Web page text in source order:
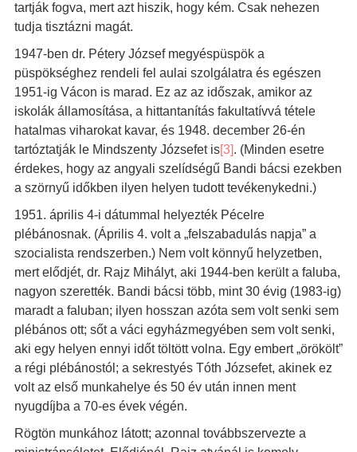
tartják fogva, mert azt hiszik, hogy kém. Csak nehezen
tudja tisztázni magát.
1947-ben dr. Pétery József megyéspüspök a
püspökséghez rendeli fel aulai szolgálatra és egészen
1951-ig Vácon is marad. Ez az az időszak, amikor az
iskolák államosítása, a hittantanítás fakultatívvá tétele
hatalmas viharokat kavar, és 1948. december 26-én
tartóztatják le Mindszenty Józsefet is[3]. (Minden esetre
érdekes, hogy az angyali szelídségű Bandi bácsi ezekben
a szörnyű időkben ilyen helyen tudott tevékenykedni.)
1951. április 4-i dátummal helyezték Pécelre
plébánosnak. (Április 4. volt a „felszabadulás napja” a
szocialista rendszerben.) Nem volt könnyű helyzetben,
mert elődjét, dr. Rajz Mihályt, aki 1944-ben került a faluba,
nagyon szerették. Bandi bácsi több, mint 30 évig (1983-ig)
maradt a faluban; ilyen hosszan azóta sem volt senki sem
plébános ott; sőt a váci egyházmegyében sem volt senki,
aki egy helyen ennyi időt töltött volna. Egy embert „örökölt”
a régi plébánostól; a sekrestyés Tóth Józsefet, akinek ez
volt az első munkahelye és 50 év után innen ment
nyugdíjba a 70-es évek végén.
Rögtön munkához látott; azonnal továbbszervezte a